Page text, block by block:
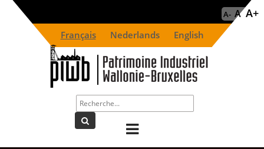
A- A A+
Français Nederlands English